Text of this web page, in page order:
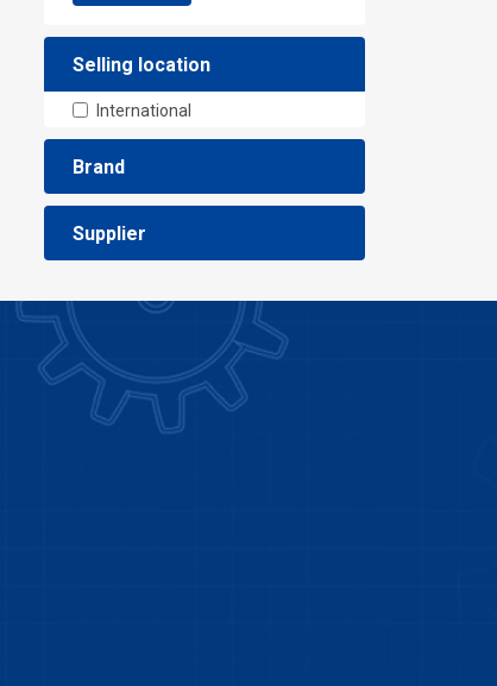
Selling location
International
Brand
Supplier